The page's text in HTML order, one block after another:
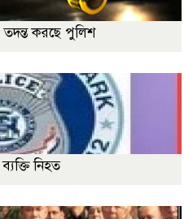
তদন্ত করছে পুলিশ
নিহত